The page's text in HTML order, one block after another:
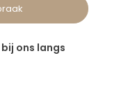
bij ons langs